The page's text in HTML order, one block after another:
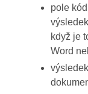
pole
když je
Word